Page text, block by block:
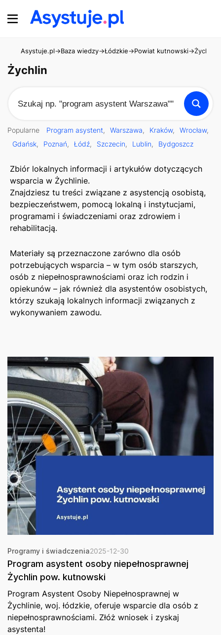
Asystuje.pl→Baza wiedzy→Łódzkie→Powiat kutnowski→Żychlin
Żychlin
Popularne Program asystent Warszawa Kraków
Wrocław
Gdańsk
Poznań Łódź Szczecin Lublin Bydgoszcz
Zbiór lokalnych informacji i artykułów dotyczących
wsparcia w Żychlinie.
Znajdziesz tu treści związane z asystencją osobistą,
bezpieczeństwem, pomocą lokalną i instytucjami,
programami i świadczeniami oraz zdrowiem i
rehabilitacją.
Materiały są przeznaczone zarówno dla osób
potrzebujących wsparcia – w tym osób starszych,
osób z niepełnosprawnościami oraz ich rodzin i
opiekunów – jak również dla asystentów osobistych,
którzy szukają lokalnych informacji związanych z
wykonywaniem zawodu.
Programy i świadczenia2025-12-30
Program asystent osoby niepełnosprawnej
Żychlin pow. kutnowski
Program Asystent Osoby Niepełnosprawnej w
Żychlinie, woj. łódzkie, oferuje wsparcie dla osób z
niepełnosprawnościami. Złóż wniosek i zyskaj
asystenta!